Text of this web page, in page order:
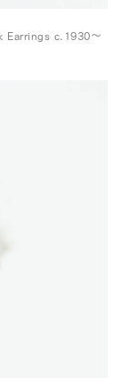
Earrings c.1930～